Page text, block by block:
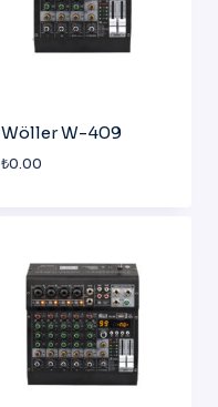
Wöller W-409
₺0.00